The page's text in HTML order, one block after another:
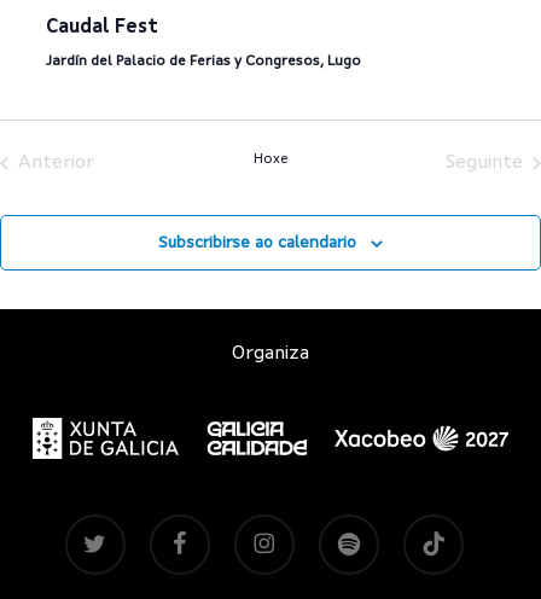
Caudal Fest
Jardín del Palacio de Ferias y Congresos, Lugo
Anterior Hoxe Seguinte
Subscribirse ao calendario
Organiza
twitter facebook instagram spotify tiktok